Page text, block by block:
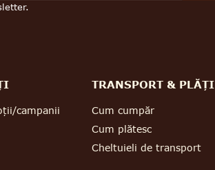
campanii
TRANSPORT & PLĂȚI
Cum cumpăr
Cum plătesc
Cheltuieli de transport